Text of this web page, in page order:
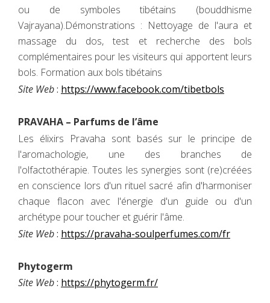
ou de symboles tibétains (bouddhisme
Vajrayana).Démonstrations : Nettoyage de l'aura et
massage du dos, test et recherche des bols
complémentaires pour les visiteurs qui apportent leurs
bols. Formation aux bols tibétains
Site Web: https://www.facebook.com/tibetbols
PRAVAHA – Parfums de l’âme
Les élixirs Pravaha sont basés sur le principe de
l'aromachologie, une des branches de
l'olfactothérapie. Toutes les synergies sont (re)créées
en conscience lors d'un rituel sacré afin d'harmoniser
chaque flacon avec l'énergie d'un guide ou d'un
archétype pour toucher et guérir l'âme.
Site Web: https://pravaha-soulperfumes.com/fr
Phytogerm
Site Web: https://phytogerm.fr/